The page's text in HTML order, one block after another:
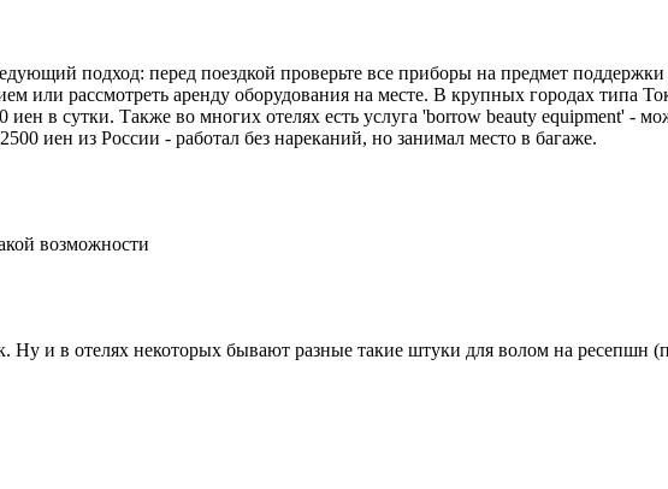
подход: перед поездкой проверьте все приборы на предмет
или рассмотреть аренду оборудования на месте. В крупных городах типа
в сутки. Также во многих отелях есть услуга 'borrow beauty equipment' -
иен из России - работал без нареканий, но занимал место в багаже.
возможности
Ну и в отелях некоторых бывают разные такие штуки для волом на ресепшн